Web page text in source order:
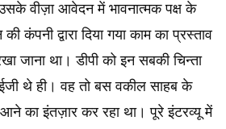
उसके वीज़ा आवेदन में भावनात्मक पक्ष के
कंपनी द्वारा दिया गया काम का प्रस्ताव
जाना था। डीपी को इन सबकी चिन्ता
थे ही। वह तो बस वकील साहब के
का इंतज़ार कर रहा था। पूरे इंटरव्यू में